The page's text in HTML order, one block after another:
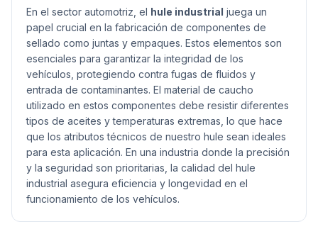
En el sector automotriz, el hule industrial juega un
papel crucial en la fabricación de componentes de
sellado como juntas y empaques. Estos elementos son
esenciales para garantizar la integridad de los
vehículos, protegiendo contra fugas de fluidos y
entrada de contaminantes. El material de caucho
utilizado en estos componentes debe resistir diferentes
tipos de aceites y temperaturas extremas, lo que hace
que los atributos técnicos de nuestro hule sean ideales
para esta aplicación. En una industria donde la precisión
y la seguridad son prioritarias, la calidad del hule
industrial asegura eficiencia y longevidad en el
funcionamiento de los vehículos.